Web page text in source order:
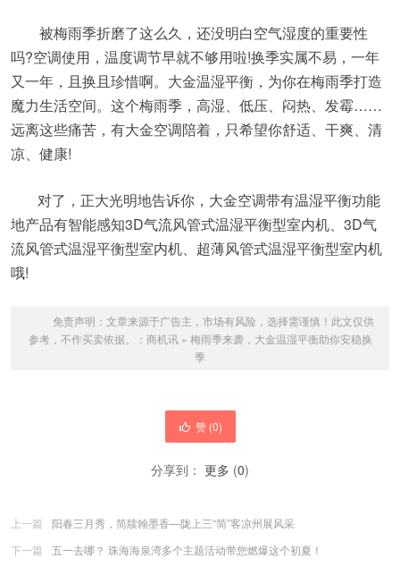
被梅雨季折磨了这么久，还没明白空气湿度的重要性
吗?空调使用，温度调节早就不够用啦!换季实属不易，一年
又一年，且换且珍惜啊。大金温湿平衡，为你在梅雨季打造
魔力生活空间。这个梅雨季，高湿、低压、闷热、发霉……
远离这些痛苦，有大金空调陪着，只希望你舒适、干爽、清
凉、健康!
对了，正大光明地告诉你，大金空调带有温湿平衡功能
地产品有智能感知3D气流风管式温湿平衡型室内机、3D气
流风管式温湿平衡型室内机、超薄风管式温湿平衡型室内机
哦!
免责声明：文章来源于广告主，市场有风险，选择需谨慎！此文仅供
参考，不作买卖依据。： 商机讯» 梅雨季来袭，大金温湿平衡助你安稳换
季
赞 (0)
分享到： 更多 (0)
上一篇
阳春三月秀，简牍翰墨香—陇上三“简”客凉州展风采
下一篇
五一去哪？ 珠海海泉湾多个主题活动带您燃爆这个初夏！